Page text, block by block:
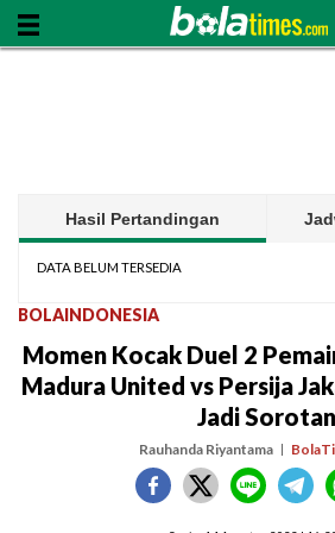
Hasil Pertandingan
DATA BELUM TERSEDIA
BOLAINDONESIA
Momen Kocak Duel 2
Madura United vs Persija
Jadi Sorotan
Rauhanda Riyantama